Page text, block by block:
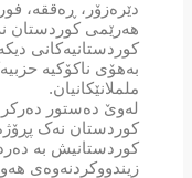
دێرەزۆر، ڕەققە،
هەرێمی کوردستان
کوردستانیەکانی
بەهۆی ناکۆکیە
ململانێکانیان.
لەوێ دەستور
کوردستان نەک
کوردستانیش بە
زیندووکردنەوەی